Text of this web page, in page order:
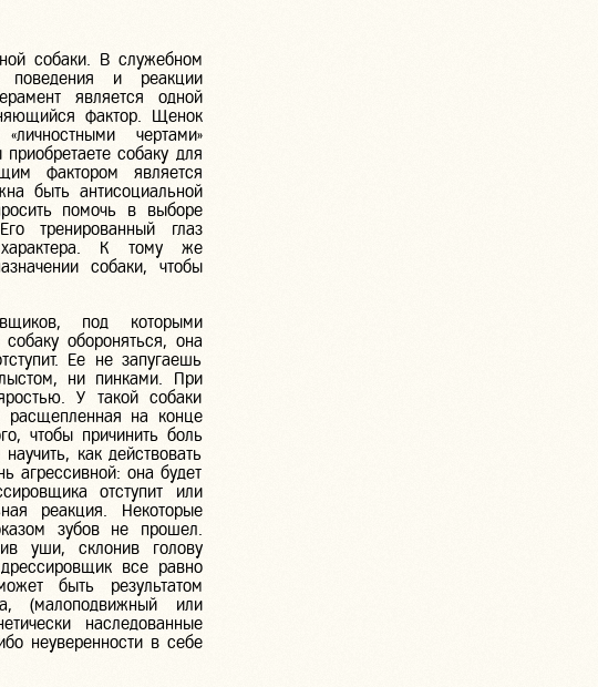
собаки. В служебном
поведения и реакции
является одной
фактор. Щенок
чертами»
собаку для
фактором является
быть антисоциальной
помочь в выборе
тренированный глаз
характера. К тому же
собаки, чтобы
под которыми
собаку обороняться, она
Ее не запугаешь
ни пинками. При
У такой собаки
расщепленная на конце
чтобы причинить боль
как действовать
агрессивной: она будет
отступит или
реакция. Некоторые
зубов не прошел.
уши, склонив голову
все равно
быть результатом
(малоподвижный или
наследованные
неуверенности в себе